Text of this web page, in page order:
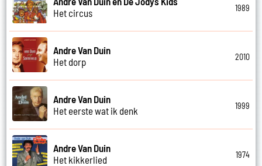
Het circus
1989
Andre Van Duin
Het dorp
2010
Andre Van Duin
Het eerste wat ik denk
1999
Andre Van Duin
Het kikkerlied
1974